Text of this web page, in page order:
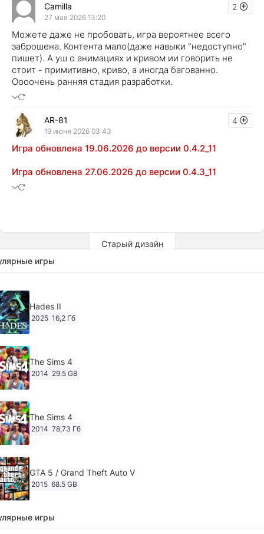
2
Camilla
27 мая 2026 13:20
Можете даже не пробовать, игра вероятнее всего
заброшена. Контента мало(даже навыки "недоступно"
пишет). А уш о анимациях и кривом ии говорить не
стоит - примитивно, криво, а иногда багованно.
Оооочень ранняя стадия разработки.
4
AR-81
19 июня 2026 03:43
Игра обновлена 19.06.2026 до версии 0.4.2_11
Игра обновлена 27.06.2026 до версии 0.4.3_11
Старый дизайн
игры
Hades II
2025 16,2 Гб
The Sims 4
2014 29.5 GB
The Sims 4
2014 78,73 Гб
GTA 5 / Grand Theft Auto V
2015 68.5 GB
Ghost of Tsushima: Director's Cut v.1053.8.1023.1614
игры